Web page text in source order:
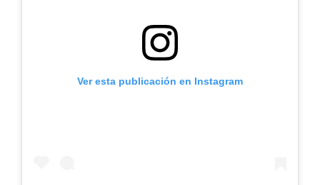
Ver esta publicación en Instagram